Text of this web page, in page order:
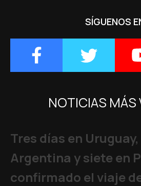
SÍGUENOS
NOTICIAS MÁS
Tres días en
Argentina y siete en
confirmado el viaje